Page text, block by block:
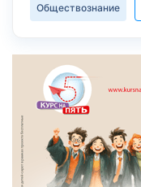
Обществознание